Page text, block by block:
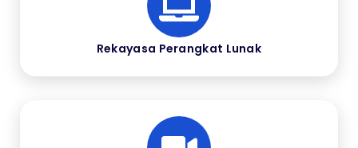
Rekayasa Perangkat Lunak